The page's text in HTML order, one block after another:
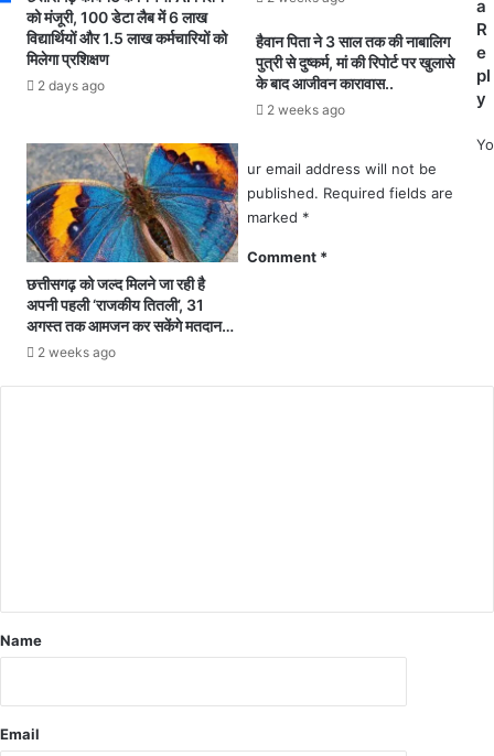
ला
री
हो
क
आ
डि
स्चा
र्ज
का
को मंजूरी, 100 डेटा लैब में 6 लाख
विद्यार्थियों और 1.5 लाख कर्मचारियों को
मिलेगा प्रशिक्षण
2 days ago
हैवान पिता ने 3 साल तक की नाबालिग
पुत्री से दुष्कर्म, मां की रिपोर्ट पर खुलासे
के बाद आजीवन कारावास..
2 weeks ago
छत्तीसगढ़ को जल्द मिलने जा रही है
अपनी पहली ‘राजकीय तितली’, 31
अगस्त तक आमजन कर सकेंगे मतदान…
2 weeks ago
a
R
e
pl
y
Yo
ur email address will not be
published. Required fields are
marked *
Comment *
Name
Email